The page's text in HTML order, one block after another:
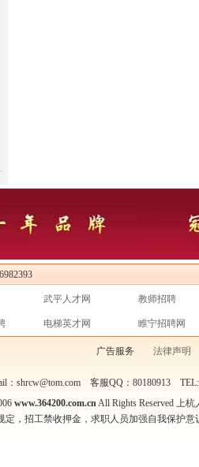
武平人才网 教师招聘
电梯英才网 睢宁招聘网
广告服务 法律声明
：shrcw@tom.com 客服QQ：80180913
www.364200.com.cnAll Rights Reserved
定，招工禁收押金，求职人员加强自我保护